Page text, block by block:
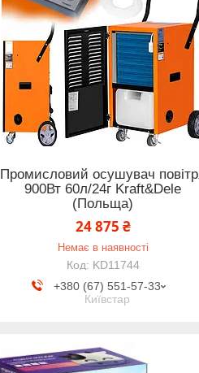
Промисловий осушувач
900Вт 60л/24г Kraft&Dele
(Польща)
24 875 ₴
Немає в наявності
KD11744
+380 (67) 551-57-33
Київстар